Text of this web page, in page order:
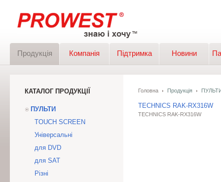
Продукція Компанія Підтримка Новини
КАТАЛОГ ПРОДУКЦІЇ
ПУЛЬТИ
TOUCH SCREEN
Універсальні
для DVD
для SAT
Різні
Головна Продукція
TECHNICS RAK-RX316W
TECHNICS RAK-RX316W